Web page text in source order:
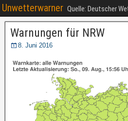
Unwetterwarner Quelle: Deutscher
Warnungen für NRW
8. Juni 2016